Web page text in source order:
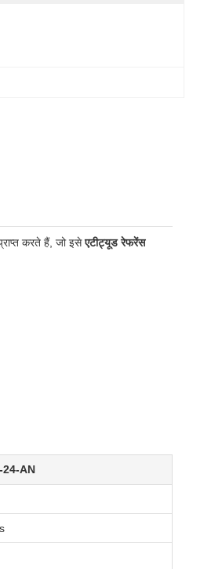
करते हैं, जो इसेएटीट्यूड रेफरेंस
24-AN